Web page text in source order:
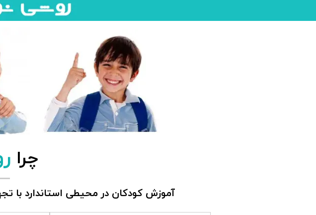
چرا
آموزش کودکان در محیطی استاندارد با